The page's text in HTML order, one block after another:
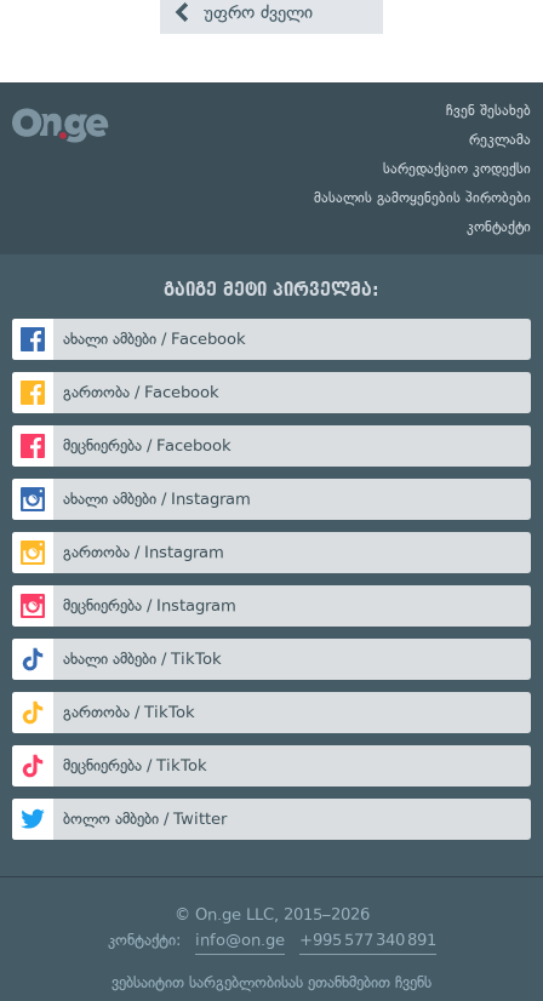
უფრო ძველი
ჩვენ შესახებ
რეკლამა
სარედაქციო კოდექსი
მასალის გამოყენების პირობები
კონტაქტი
გაიგე მეტი პირველმა:
ახალი ამბები / Facebook
გართობა / Facebook
მეცნიერება / Facebook
ახალი ამბები / Instagram
გართობა / Instagram
მეცნიერება / Instagram
ახალი ამბები / TikTok
გართობა / TikTok
მეცნიერება / TikTok
ბოლო ამბები / Twitter
© On.ge LLC, 2015–2026
კონტაქტი: info@on.ge +995 577 340 891
ვებსაიტით სარგებლობისას ეთანხმებით ჩვენს